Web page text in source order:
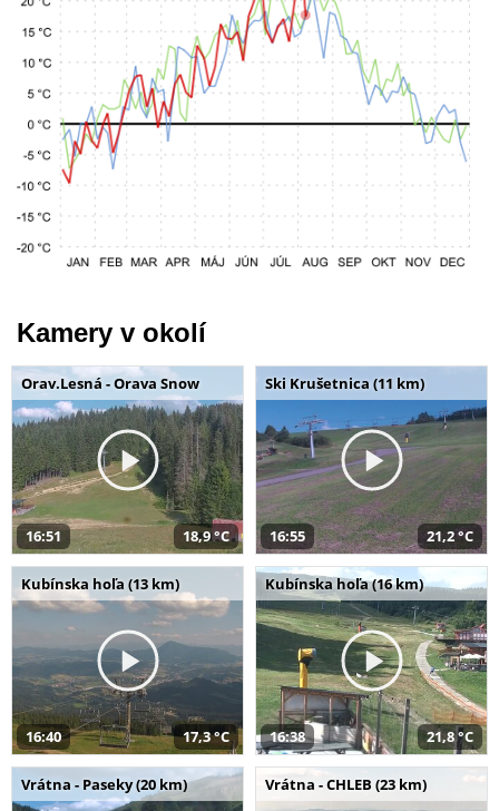
Kamery v okolí
Orav.Lesná - Orava Snow
16:51 18,9 °C
Ski Krušetnica (11 km)
16:55 21,2 °C
Kubínska hoľa (13 km)
16:40 17,3 °C
Kubínska hoľa (16 km)
16:38 21,8 °C
Vrátna - Paseky (20 km) Vrátna - CHLEB (23 km)